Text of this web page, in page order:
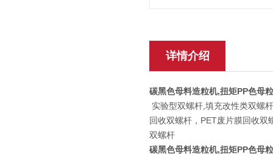
详情介绍
碳黑色母料造粒机,扭矩PP色母
实验型双螺杆,填充改性类双螺
回收双螺杆，PET废片膜回收
双螺杆
碳黑色母料造粒机,扭矩PP色母